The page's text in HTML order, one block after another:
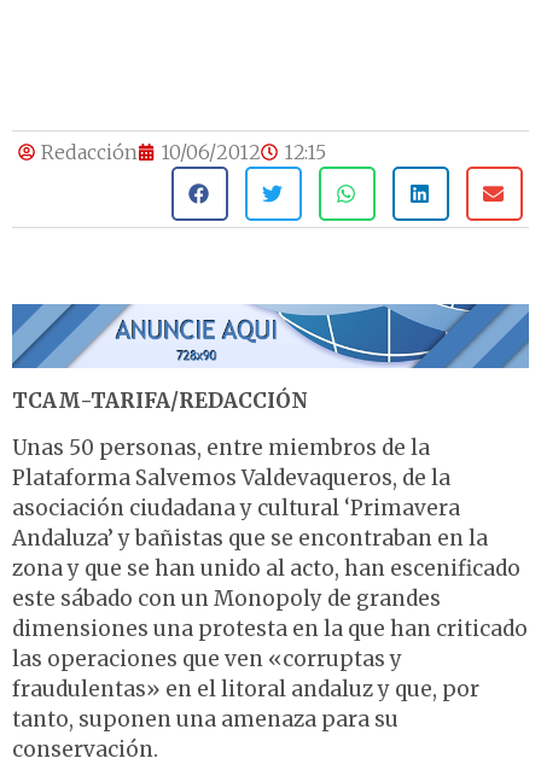
Redacción 10/06/2012 12:15
TCAM-TARIFA/REDACCIÓN
Unas 50 personas, entre miembros de la
Plataforma Salvemos Valdevaqueros, de la
asociación ciudadana y cultural ‘Primavera
Andaluza’ y bañistas que se encontraban en la
zona y que se han unido al acto, han escenificado
este sábado con un Monopoly de grandes
dimensiones una protesta en la que han criticado
las operaciones que ven «corruptas y
fraudulentas» en el litoral andaluz y que, por
tanto, suponen una amenaza para su
conservación.